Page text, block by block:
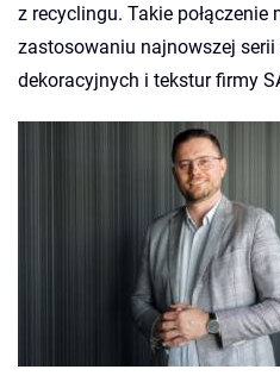
z recyclingu. Takie połączenie
zastosowaniu najnowszej
dekoracyjnych i tekstur firmy